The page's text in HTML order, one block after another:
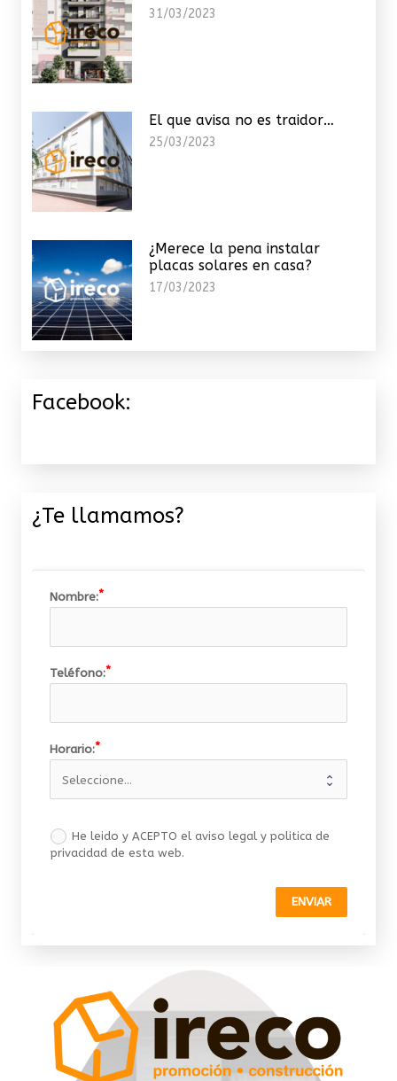
31/03/2023
El que avisa no es traidor…
25/03/2023
¿Merece la pena instalar
placas solares en casa?
17/03/2023
Facebook:
¿Te llamamos?
Nombre:
Teléfono:
Horario:
He leido y ACEPTO el aviso legal y politica de
privacidad de esta web.
ENVIAR